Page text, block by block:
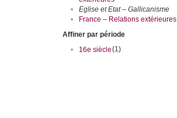
• Eglise et Etat – Gallicanisme
•
France – Relations extérieures
Affiner par période
•
16e siècle(1)